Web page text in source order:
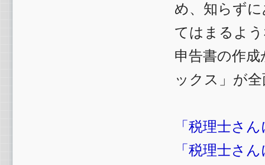
め、知らず
てはまるよ
申告書の作
ックス」が
「税理士さ
「税理士さ